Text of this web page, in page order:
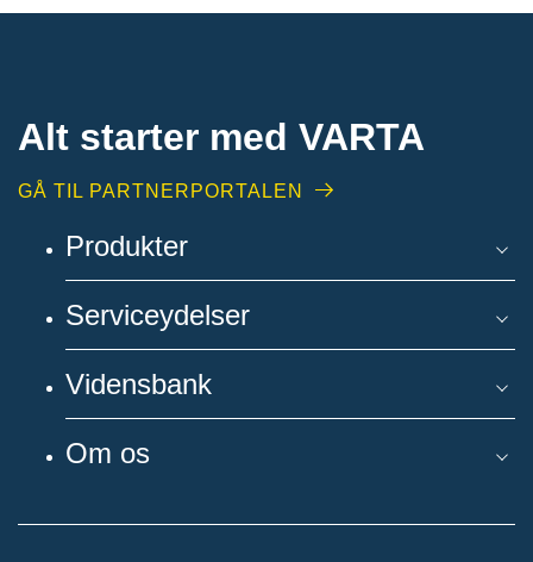
Alt starter med VARTA​
GÅ TIL PARTNERPORTALEN
Produkter
Serviceydelser
Vidensbank
Om os